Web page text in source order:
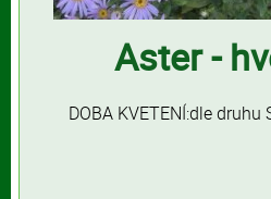
Aster -
DOBA KVETENÍ:dle druhu